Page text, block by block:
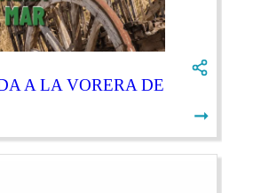
A LA VORERA DE
➞